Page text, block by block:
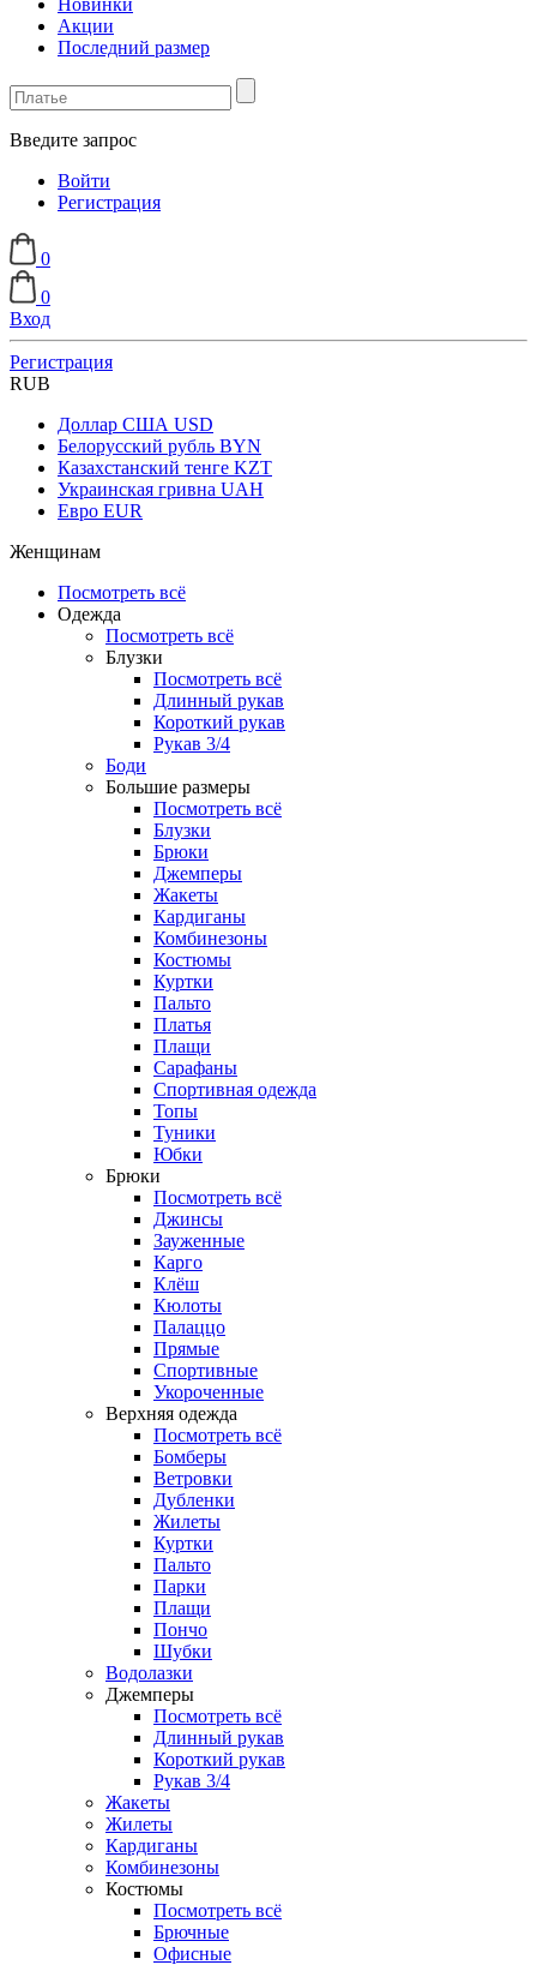
Акции
Последний размер
Введите запрос
Войти
Регистрация
0
0
Вход
Регистрация
RUB
Доллар США USD
Белорусский рубль BYN
Казахстанский тенге KZT
Украинская гривна UAH
Евро EUR
Женщинам
Посмотреть всё
Одежда
Посмотреть всё
Блузки
Посмотреть всё
Длинный рукав
Короткий рукав
Рукав 3/4
Боди
Большие размеры
Посмотреть всё
Блузки
Брюки
Джемперы
Жакеты
Кардиганы
Комбинезоны
Костюмы
Куртки
Пальто
Платья
Плащи
Сарафаны
Спортивная одежда
Топы
Туники
Юбки
Брюки
Посмотреть всё
Джинсы
Зауженные
Карго
Клёш
Кюлоты
Палаццо
Прямые
Спортивные
Укороченные
Верхняя одежда
Посмотреть всё
Бомберы
Ветровки
Дубленки
Жилеты
Куртки
Пальто
Парки
Плащи
Пончо
Шубки
Водолазки
Джемперы
Посмотреть всё
Длинный рукав
Короткий рукав
Рукав 3/4
Жакеты
Жилеты
Кардиганы
Комбинезоны
Костюмы
Посмотреть всё
Брючные
Офисные